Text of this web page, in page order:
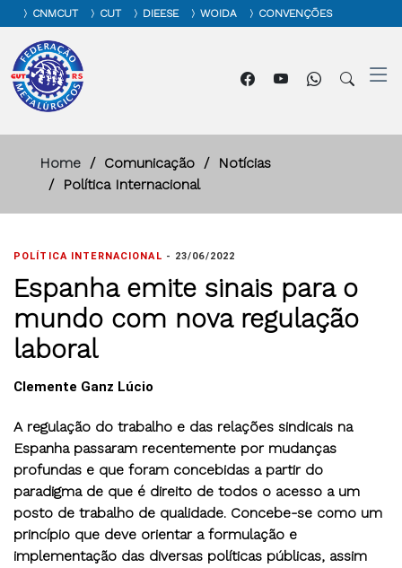
CNMCUT CUT DIEESE WOIDA CONVENÇÕES
Home Comunicação
Notícias
Política Internacional
POLÍTICA INTERNACIONAL - 23/06/2022
Espanha emite sinais para o
mundo com nova regulação
laboral
Clemente Ganz Lúcio
A regulação do trabalho e das relações sindicais na
Espanha passaram recentemente por mudanças
profundas e que foram concebidas a partir do
paradigma de que é direito de todos o acesso a um
posto de trabalho de qualidade. Concebe-se como um
princípio que deve orientar a formulação e
implementação das diversas políticas públicas, assim